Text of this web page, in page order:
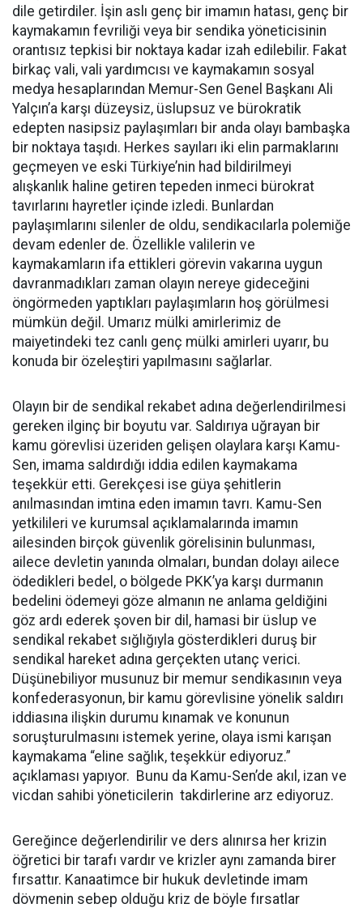
dile getirdiler. İşin aslı genç bir imamın hatası, genç bir
kaymakamın fevriliği veya bir sendika yöneticisinin
orantısız tepkisi bir noktaya kadar izah edilebilir. Fakat
birkaç vali, vali yardımcısı ve kaymakamın sosyal
medya hesaplarından Memur-Sen Genel Başkanı Ali
Yalçın’a karşı düzeysiz, üslupsuz ve bürokratik
edepten nasipsiz paylaşımları bir anda olayı bambaşka
bir noktaya taşıdı. Herkes sayıları iki elin parmaklarını
geçmeyen ve eski Türkiye’nin had bildirilmeyi
alışkanlık haline getiren tepeden inmeci bürokrat
tavırlarını hayretler içinde izledi. Bunlardan
paylaşımlarını silenler de oldu, sendikacılarla polemiğe
devam edenler de. Özellikle valilerin ve
kaymakamların ifa ettikleri görevin vakarına uygun
davranmadıkları zaman olayın nereye gideceğini
öngörmeden yaptıkları paylaşımların hoş görülmesi
mümkün değil. Umarız mülki amirlerimiz de
maiyetindeki tez canlı genç mülki amirleri uyarır, bu
konuda bir özeleştiri yapılmasını sağlarlar.
Olayın bir de sendikal rekabet adına değerlendirilmesi
gereken ilginç bir boyutu var. Saldırıya uğrayan bir
kamu görevlisi üzeriden gelişen olaylara karşı Kamu-
Sen, imama saldırdığı iddia edilen kaymakama
teşekkür etti. Gerekçesi ise güya şehitlerin
anılmasından imtina eden imamın tavrı. Kamu-Sen
yetkilileri ve kurumsal açıklamalarında imamın
ailesinden birçok güvenlik görelisinin bulunması,
ailece devletin yanında olmaları, bundan dolayı ailece
ödedikleri bedel, o bölgede PKK’ya karşı durmanın
bedelini ödemeyi göze almanın ne anlama geldiğini
göz ardı ederek şoven bir dil, hamasi bir üslup ve
sendikal rekabet sığlığıyla gösterdikleri duruş bir
sendikal hareket adına gerçekten utanç verici.
Düşünebiliyor musunuz bir memur sendikasının veya
konfederasyonun, bir kamu görevlisine yönelik saldırı
iddiasına ilişkin durumu kınamak ve konunun
soruşturulmasını istemek yerine, olaya ismi karışan
kaymakama “eline sağlık, teşekkür ediyoruz.”
açıklaması yapıyor. Bunu da Kamu-Sen’de akıl, izan ve
vicdan sahibi yöneticilerin takdirlerine arz ediyoruz.
Gereğince değerlendirilir ve ders alınırsa her krizin
öğretici bir tarafı vardır ve krizler aynı zamanda birer
fırsattır. Kanaatimce bir hukuk devletinde imam
dövmenin sebep olduğu kriz de böyle fırsatlar